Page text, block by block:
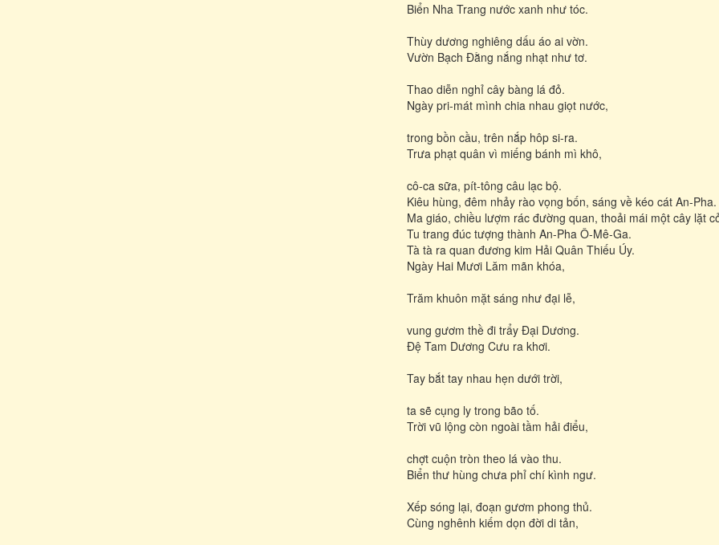
Biển Nha Trang nước xanh như tóc.
Thùy dương nghiêng dấu áo ai vờn.
Vườn Bạch Ðằng nắng nhạt như tơ.
Thao diễn nghỉ cây bàng lá đỏ.
Ngày pri-mát mình chia nhau giọt nước,
trong bồn cầu, trên nắp hôp si-ra.
Trưa phạt quân vì miếng bánh mì khô,
cô-ca sữa, pít-tông câu lạc bộ.
Kiêu hùng, đêm nhảy rào vọng bốn, sáng về kéo cát An-Pha.
Ma giáo, chiều lượm rác đường quan, thoải mái một cây lặt
Tu trang đúc tượng thành An-Pha Ô-Mê-Ga.
Tà tà ra quan đương kim Hải Quân Thiếu Úy.
Ngày Hai Mươi Lăm mãn khóa,
Trăm khuôn mặt sáng như đại lễ,
vung gươm thề đi trẩy Ðại Dương.
Ðệ Tam Dương Cưu ra khơi.
Tay bắt tay nhau hẹn dưới trời,
ta sẽ cụng ly trong bão tố.
Trời vũ lộng còn ngoài tầm hải điểu,
chợt cuộn tròn theo lá vào thu.
Biển thư hùng chưa phỉ chí kình ngư.
Xếp sóng lại, đoạn gươm phong thủ.
Cùng nghênh kiếm dọn đời di tản,